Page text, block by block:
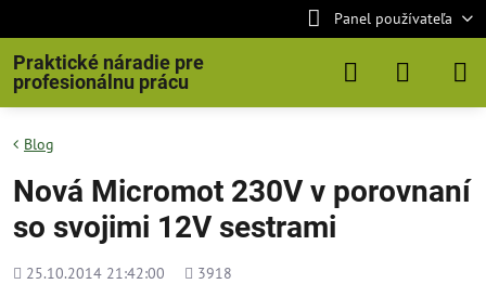
Panel používateľa
Praktické náradie pre
profesionálnu prácu
Blog
Nová Micromot 230V v porovnaní
so svojimi 12V sestrami
Pridané
25.10.2014 21:42:00
Počet
3918